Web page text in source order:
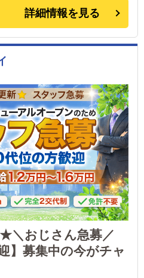
詳細情報を見る
＼おじさん急募／
】募集中の今がチャ